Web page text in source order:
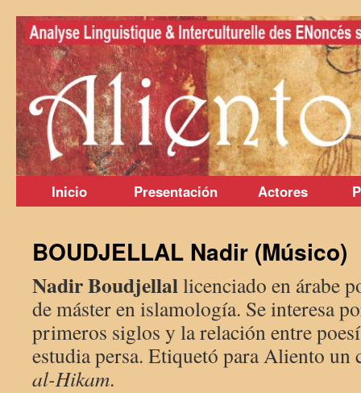
Saltar
contenido
Inicio Presentación Actores
BOUDJELLAL Nadir (Músico)
Nadir Boudjellallicenciado en árabe
de máster en islamología. Se interesa
primeros siglos y la relación entre
estudia persa. Etiquetó para Aliento
al-Hikam.